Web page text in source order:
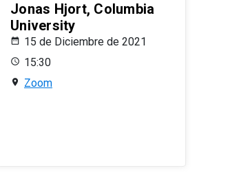
Jonas Hjort, Columbia
University
15 de Diciembre de 2021
15:30
Zoom